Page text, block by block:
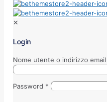
✕
Login
Nome utente o indirizzo email
Password *